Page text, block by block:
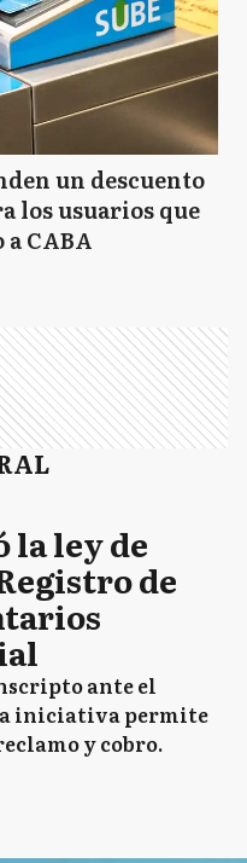
un descuento
los usuarios que
CABA
ley de
de
ante el
iniciativa permite
y cobro.